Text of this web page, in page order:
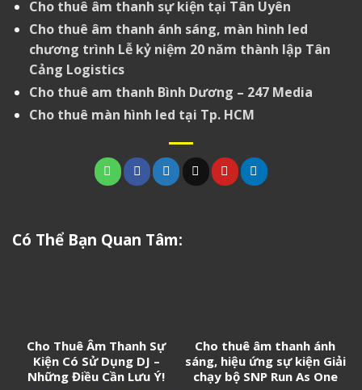
Cho thuê âm thanh sự kiện tại Tân Uyên
Cho thuê âm thanh ánh sáng, màn hình led
chương trình Lễ kỷ niệm 20 năm thành lập Tân
Cảng Logistics
Cho thuê am thanh Bình Dương – 247 Media
Cho thuê màn hình led tại Tp. HCM
Có Thể Bạn Quan Tâm:
Cho Thuê Âm Thanh Sự
Kiện Có Sử Dụng DJ –
Những Điều Cần Lưu Ý!
Cho thuê âm thanh ánh
sáng, hiệu ứng sự kiện Giải
chạy bộ SNP Run As One